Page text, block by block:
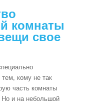
комнаты
свое
кому не так
часть комнаты
и на небольшой